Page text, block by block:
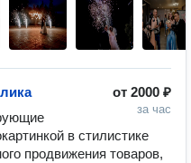
от 2000 ₽
за час
в стилистике
продвижения товаров,